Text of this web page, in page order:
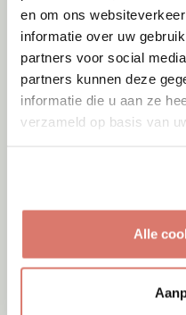
en om ons
informatie over uw
partners voor social
partners kunnen deze
informatie die u aan ze
verzameld op basis van
Alle
09-08-2026
Kito
Menen